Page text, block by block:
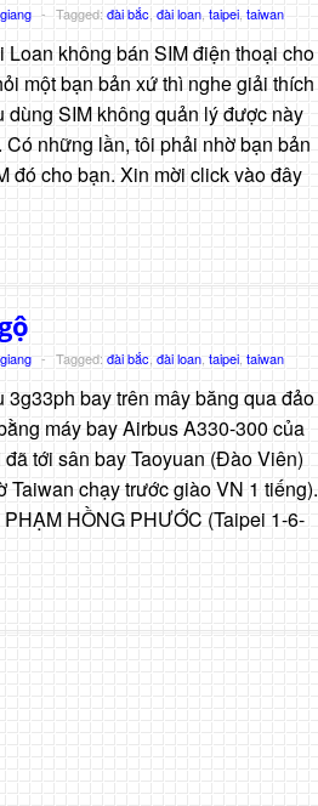
- Tagged:đài bắc đài loan taipei taiwan
không bán SIM điện thoại cho
một bạn bản xứ thì nghe giải thích
dùng SIM không quản lý được này
những lần, tôi phải nhờ bạn bản
đó cho bạn. Xin mời click vào đây
- Tagged: đài bắc, đài loan taipei taiwan
bay trên mây băng qua đảo
máy bay Airbus A330-300 của
tới sân bay Taoyuan (Đào Viên)
Taiwan chạy trước giào VN 1 tiếng).
HỒNG PHƯỚC (Taipei 1-6-